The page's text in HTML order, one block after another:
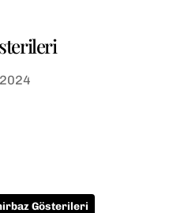
Gösterileri